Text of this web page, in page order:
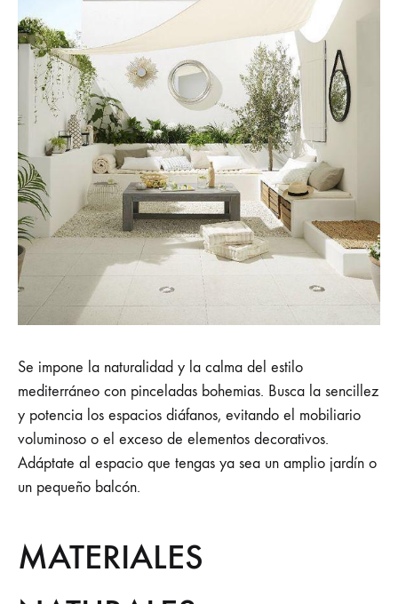
Se impone la naturalidad y la calma del estilo
mediterráneo con pinceladas bohemias. Busca la sencillez
y potencia los espacios diáfanos, evitando el mobiliario
voluminoso o el exceso de elementos decorativos.
Adáptate al espacio que tengas ya sea un amplio jardín o
un pequeño balcón.
MATERIALES